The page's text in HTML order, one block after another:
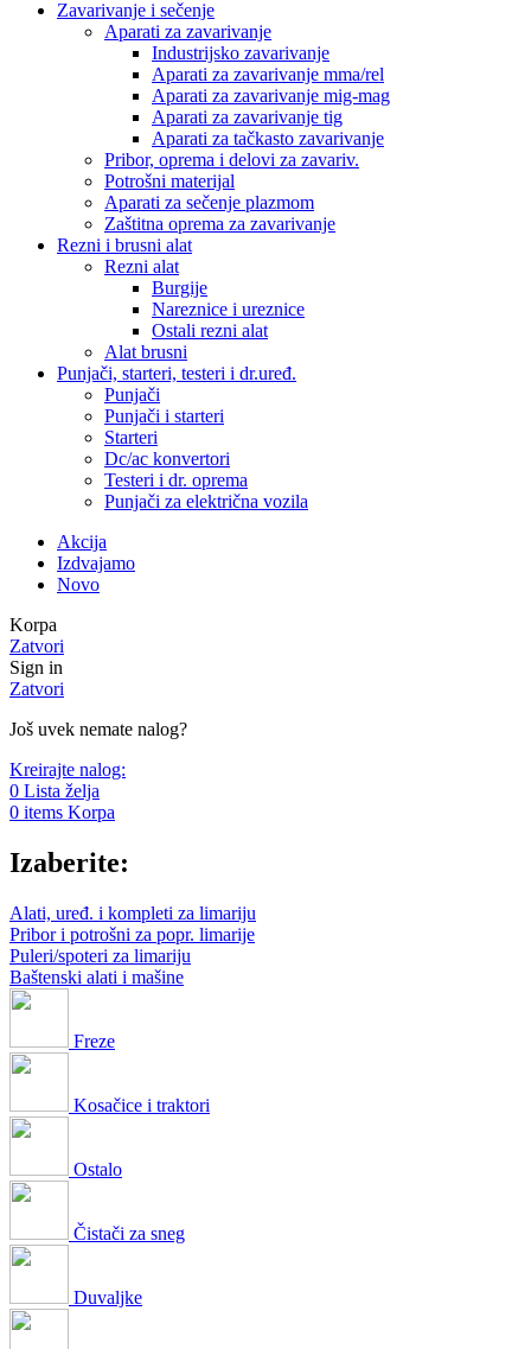
Zavarivanje i sečenje
Aparati za zavarivanje
Industrijsko zavarivanje
Aparati za zavarivanje mma/rel
Aparati za zavarivanje mig-mag
Aparati za zavarivanje tig
Aparati za tačkasto zavarivanje
Pribor, oprema i delovi za zavariv.
Potrošni materijal
Aparati za sečenje plazmom
Zaštitna oprema za zavarivanje
Rezni i brusni alat
Rezni alat
Burgije
Nareznice i ureznice
Ostali rezni alat
Alat brusni
Punjači, starteri, testeri i dr.uređ.
Punjači
Punjači i starteri
Starteri
Dc/ac konvertori
Testeri i dr. oprema
Punjači za električna vozila
Akcija
Izdvajamo
Novo
Korpa
Zatvori
Sign in
Zatvori
Još uvek nemate nalog?
Kreirajte nalog:
0 Lista želja
0 items Korpa
Izaberite:
Alati, uređ. i kompleti za limariju
Pribor i potrošni za popr. limarije
Puleri/spoteri za limariju
Baštenski alati i mašine
Freze
Kosačice i traktori
Ostalo
Čistači za sneg
Duvaljke